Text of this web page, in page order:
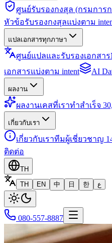
ศูนย์รับรองกงสุล (กรมการ
หัวข้อรับรองกงสุลแบ่งตาม
แปลเอกสารทุกภาษา
ศูนย์แปลและรับรองเอกสาร
เอกสารแบ่งตาม intent
AI
ผลงาน
ผลงานเคสที่เราทำสำเร็จ
เกี่ยวกับเรา
เกี่ยวกับเราทีมผู้เชี่ยวชาญ
ติดต่อ
TH
TH
EN 中 日 한 ع
080-557-8887